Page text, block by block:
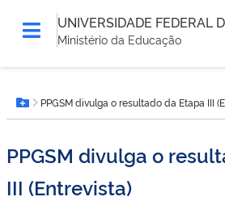
UNIVERSIDADE FEDERAL
Ministério da Educação
está
aqui:Botão Menu
PPGSM divulga o resultado da Etapa III
PPGSM divulga o
III (Entrevista)